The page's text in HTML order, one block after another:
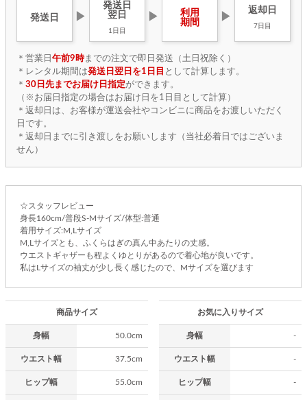
発送日 ▶
発送日
翌日
1日目
▶
利用
期間
▶
返却日
7日目
＊営業日 午前9時までの注文で即日発送（土日祝除く）
＊レンタル期間は発送日翌日を1日目 として計算します。
＊ 30日先までお届け日指定ができます。
（※お届日指定の場合はお届け日を1日目として計算）
＊返却日は、お客様が運送会社やコンビニに商品をお渡しいただく
日です。
＊返却日までに引き渡しをお願いします（当社必着日ではございま
せん）
☆スタッフレビュー
身長160cm/普段S-Mサイズ/体型:普通
着用サイズ:M,Lサイズ
M,Lサイズとも、ふくらはぎの真ん中あたりの丈感。
ウエストギャザーも程よくゆとりがあるので着心地が良いです。
私はLサイズの袖丈が少し長く感じたので、Mサイズを選びます
商品サイズ
身幅 50.0cm
ウエスト幅 37.5cm
ヒップ幅 55.0cm
お気に入りサイズ
身幅 -
ウエスト幅 -
ヒップ幅 -